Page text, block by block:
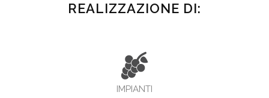
REALIZZAZIONE DI:
IMPIANTI